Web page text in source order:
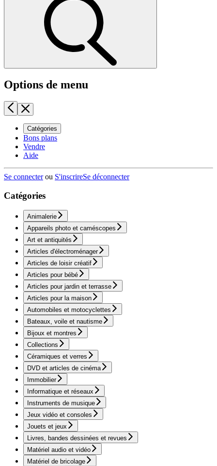
Options de menu
Catégories
Bons plans
Vendre
Aide
Se connecterou S'inscrireSe déconnecter
Catégories
Animalerie
Appareils photo et caméscopes
Art et antiquités
Articles d'électroménager
Articles de loisir créatif
Articles pour bébé
Articles pour jardin et terrasse
Articles pour la maison
Automobiles et motocyclettes
Bateaux, voile et nautisme
Bijoux et montres
Collections
Céramiques et verres
DVD et articles de cinéma
Immobilier
Informatique et réseaux
Instruments de musique
Jeux vidéo et consoles
Jouets et jeux
Livres, bandes dessinées et revues
Matériel audio et vidéo
Matériel de bricolage